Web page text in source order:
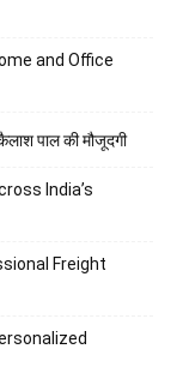
and Office
पाल की मौजूदगी
India’s
Freight